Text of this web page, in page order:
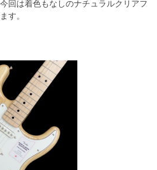
回は着色もなしのナチュラルクリアフ
す。